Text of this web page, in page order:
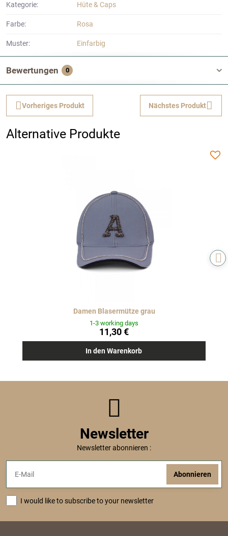
Kategorie: Hüte & Caps
Farbe: Rosa
Muster: Einfarbig
Bewertungen 0
Vorheriges Produkt Nächstes Produkt
Alternative Produkte
Damen Blasermütze grau
1-3 working days
11,30 €
In den Warenkorb
Newsletter
Newsletter abonnieren :
Abonnieren
I would like to subscribe to your newsletter